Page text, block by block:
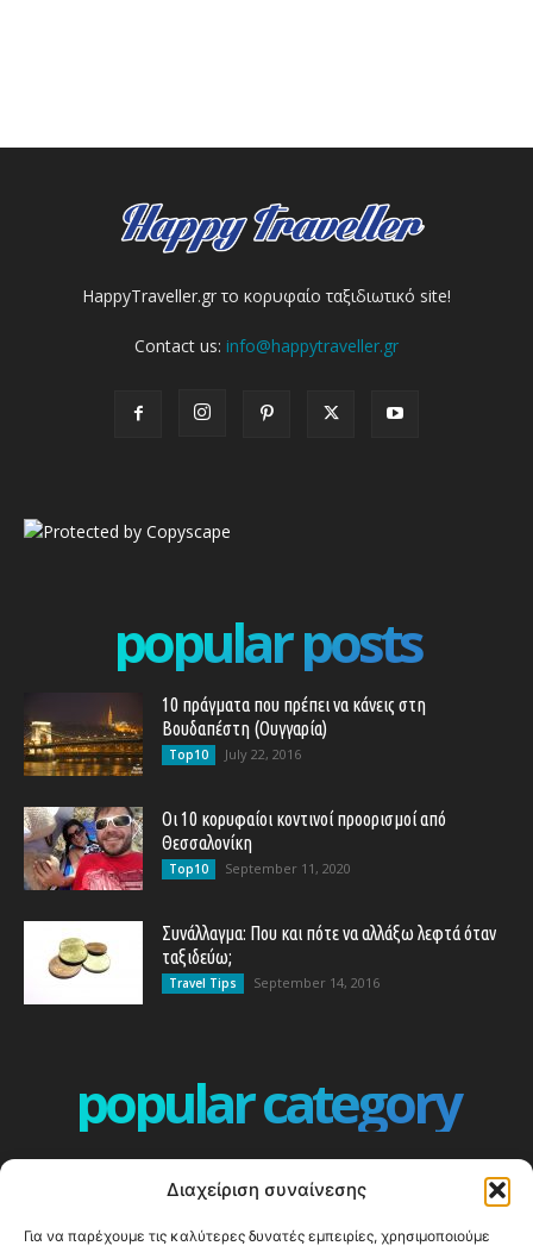
Διαχείριση συναίνεσης
Για να παρέχουμε τις καλύτερες δυνατές εμπειρίες, χρησιμοποιούμε
HappyTraveller.gr το κορυφαίο ταξιδιωτικό site!
Contact us: info@happytraveller.gr
popular posts
10 πράγματα που πρέπει να κάνεις στη
Βουδαπέστη (Ουγγαρία)
Top10 July 22, 2016
Οι 10 κορυφαίοι κοντινοί προορισμοί από
Θεσσαλονίκη
Top10 September 11, 2020
Συνάλλαγμα: Που και πότε να αλλάξω λεφτά όταν
ταξιδεύω;
Travel Tips September 14, 2016
popular category
360